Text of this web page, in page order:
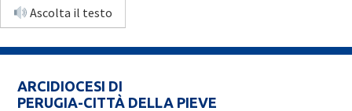
Ascolta il testo
ARCIDIOCESI DI
PERUGIA-CITTÀ DELLA PIEVE